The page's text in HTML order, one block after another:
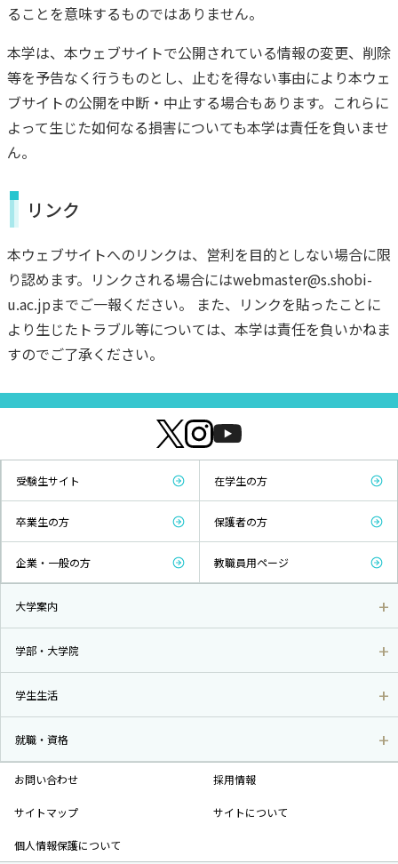
ることを意味するものではありません。
本学は、本ウェブサイトで公開されている情報の変更、削除
等を予告なく行うものとし、止むを得ない事由により本ウェ
ブサイトの公開を中断・中止する場合もあります。これらに
よって生じた如何なる損害についても本学は責任を負いませ
ん。
リンク
本ウェブサイトへのリンクは、営利を目的としない場合に限
り認めます。リンクされる場合にはwebmaster@s.shobi-
u.ac.jpまでご一報ください。 また、リンクを貼ったことに
より生じたトラブル等については、本学は責任を負いかねま
すのでご了承ください。
受験生サイト 在学生の方
卒業生の方 保護者の方
企業・一般の方 教職員用ページ
大学案内
学部・大学院
学生生活
就職・資格
お問い合わせ 採用情報
サイトマップ サイトについて
個人情報保護について